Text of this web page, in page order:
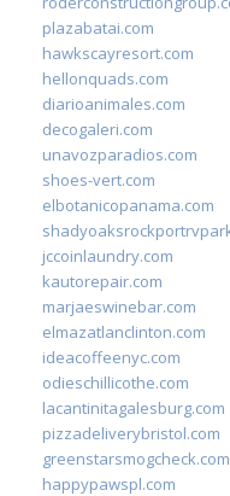
plazabatai.com
hawkscayresort.com
hellonquads.com
diarioanimales.com
decogaleri.com
unavozparadios.com
shoes-vert.com
elbotanicopanama.com
jccoinlaundry.com
kautorepair.com
marjaeswinebar.com
elmazatlanclinton.com
ideacoffeenyc.com
odieschillicothe.com
lacantinitagalesburg.com
pizzadeliverybristol.com
greenstarsmogcheck.com
happypawspl.com